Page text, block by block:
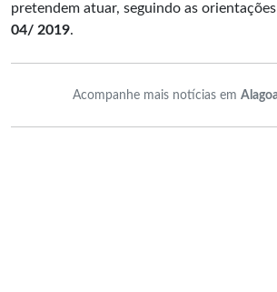
pretendem atuar, seguindo as
04/ 2019.
Acompanhe mais notícias em